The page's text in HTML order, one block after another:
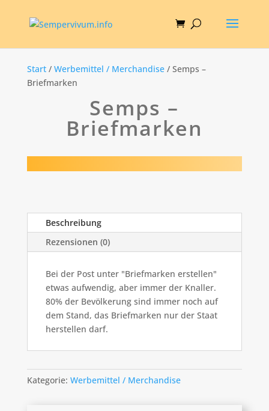
Start/ Werbemittel / Merchandise/ Semps –
Briefmarken
Semps –
Briefmarken
Beschreibung
Rezensionen (0)
Bei der Post unter "Briefmarken erstellen"
etwas aufwendig, aber immer der Knaller.
80% der Bevölkerung sind immer noch auf
dem Stand, das Briefmarken nur der Staat
herstellen darf.
Kategorie: Werbemittel / Merchandise